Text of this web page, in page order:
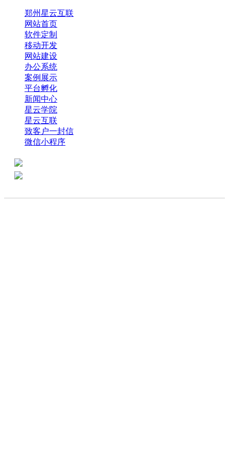
郑州星云互联
网站首页
软件定制
移动开发
网站建设
办公系统
案例展示
平台孵化
新闻中心
星云学院
星云互联
致客户一封信
微信小程序